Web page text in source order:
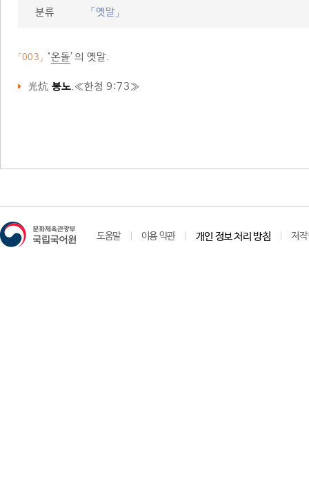
분류
「옛말」
「003」 ‘온돌’의 옛말.
光炕 봉노.≪한청 9:73≫
도움말 이용 약관 개인 정보 처리 방침 저